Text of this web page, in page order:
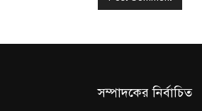
সম্পাদকের নির্বাচিত